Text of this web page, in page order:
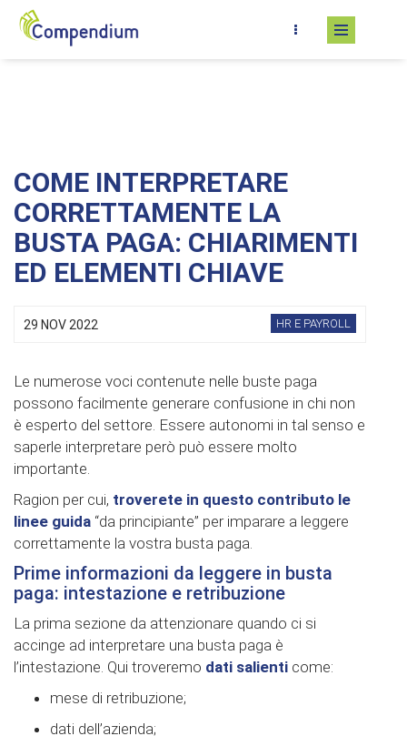
Salta al contenuto principale
COME INTERPRETARE
CORRETTAMENTE LA
BUSTA PAGA: CHIARIMENTI
ED ELEMENTI CHIAVE
29 NOV 2022 HR E PAYROLL
Le numerose voci contenute nelle buste paga
possono facilmente generare confusione in chi non
è esperto del settore. Essere autonomi in tal senso e
saperle interpretare però può essere molto
importante.
Ragion per cui, troverete in questo contributo le
linee guida “da principiante” per imparare a leggere
correttamente la vostra busta paga.
Prime informazioni da leggere in busta
paga: intestazione e retribuzione
La prima sezione da attenzionare quando ci si
accinge ad interpretare una busta paga è
l’intestazione. Qui troveremo dati salienti come:
mese di retribuzione;
dati dell’azienda;